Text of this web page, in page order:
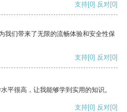
支持[0] 反对[0]
我们带来了无限的流畅体验和安全性保
支持[0] 反对[0]
平很高，让我能够学到实用的知识。
支持[0] 反对[0]